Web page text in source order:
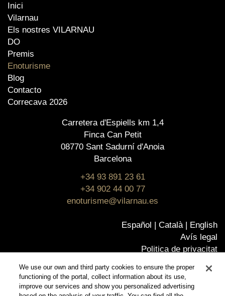
Inici
Vilarnau
Els nostres VILARNAU
DO
Premis
Enoturisme
Blog
Contacto
Correcava 2026
Carretera d'Espiells km 1,4
Finca Can Petit
08770 Sant Sadurní d'Anoia
Barcelona
+34 93 891 23 61
+34 902 44 00 77
enoturisme@vilarnau.es
Español Català
English
Avís legal
Politica de privacitat
Política de qualitat
Certificats
We use our own and third party cookies to ensure the proper
functioning of the portal, collect information about its use,
improve our services and show you personalized advertising